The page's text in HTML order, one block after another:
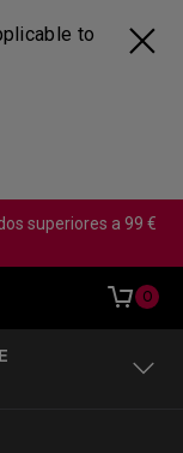
to
superiores a 99 €
0